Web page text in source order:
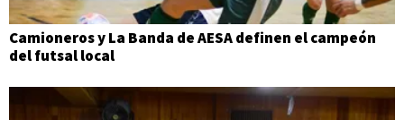
Camioneros y La Banda de AESA definen el campeón
del futsal local